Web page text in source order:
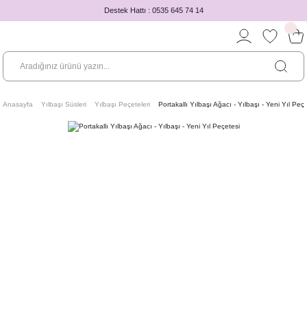
Destek Hattı : 0535 645 74 14
Anasayfa Yılbaşı Süsleri Yılbaşı Peçeteleri Portakallı Yılbaşı Ağacı - Yılbaşı - Yeni Yıl